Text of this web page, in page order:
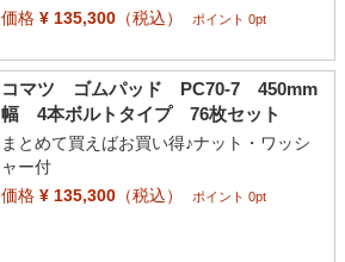
価格¥ 135,300（税込） ポイント 0pt
コマツ ゴムパッド PC70-7 450mm
幅 4本ボルトタイプ 76枚セット
まとめて買えばお買い得♪ナット・ワッシ
ャー付
価格¥ 135,300（税込） ポイント 0pt